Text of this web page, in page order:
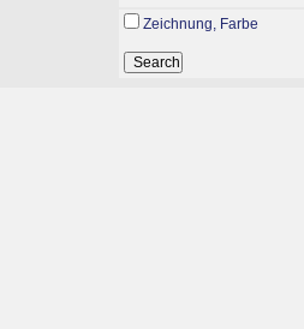
Zeichnung, Farbe